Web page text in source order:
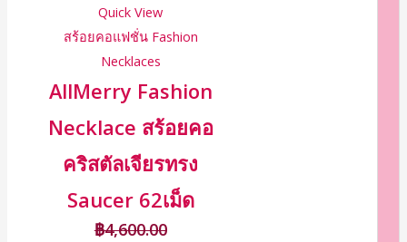
Quick View
สร้อยคอแฟชั่น Fashion
Necklaces
AllMerry Fashion
Necklace สร้อยคอ
คริสตัลเจียรทรง
Saucer 62เม็ด
฿4,600.00